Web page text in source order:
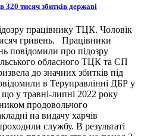
тисяч збитків державі
працівнику ТЦК. Чоловік
гривень. Працівники
повідомили про підозру
обласного ТЦК та СП
до значних збитків під
в Теруправлінні ДБР у
у травні-липні 2022 року
продовольчого
на видачу харчів
службу. В результаті